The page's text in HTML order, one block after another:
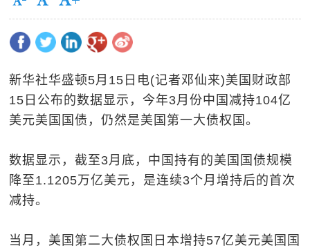
新华社华盛顿5月15日电(记者邓仙来)美国财政部
15日公布的数据显示，今年3月份中国减持104亿
美元美国国债，仍然是美国第一大债权国。
数据显示，截至3月底，中国持有的美国国债规模
降至1.1205万亿美元，是连续3个月增持后的首次
减持。
当月，美国第二大债权国日本增持57亿美元美国国